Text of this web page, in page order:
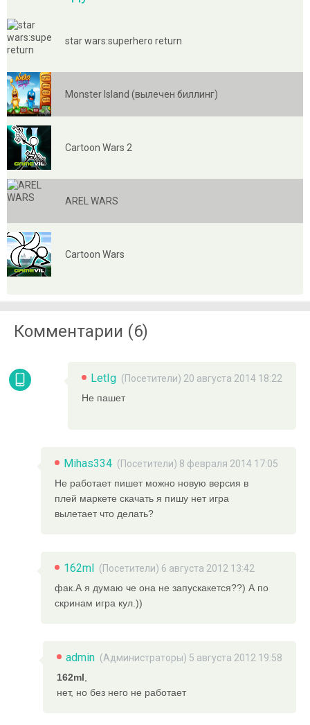
star wars:superhero return
Monster Island (вылечен биллинг)
Cartoon Wars 2
AREL WARS
Cartoon Wars
Комментарии (6)
LetIg (Посетители) 20 августа 2014 18:22
Не пашет
Mihas334 (Посетители) 8 февраля 2014 17:05
Не работает пишет можно новую версия в
плей маркете скачать я пишу нет игра
вылетает что делать?
162ml (Посетители) 6 августа 2012 13:42
фак.А я думаю че она не запускакется??) А по
скринам игра кул.))
admin (Администраторы) 5 августа 2012 19:58
162ml
нет, но без него не работает